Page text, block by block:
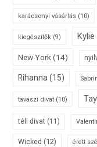
karácsonyi vásárlás (10)
kiegészítők (9)
New York (14)
Rihanna (15)
tavaszi divat (10)
téli divat (11)
Wicked (12) érett